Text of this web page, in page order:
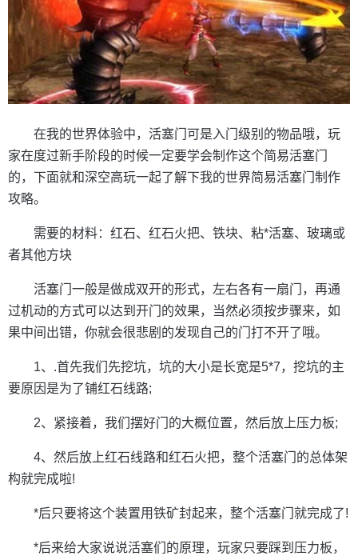
在我的世界体验中，活塞门可是入门级别的物品哦，玩
家在度过新手阶段的时候一定要学会制作这个简易活塞门
的，下面就和深空高玩一起了解下我的世界简易活塞门制作
攻略。
需要的材料：红石、红石火把、铁块、粘*活塞、玻璃或
者其他方块
活塞门一般是做成双开的形式，左右各有一扇门，再通
过机动的方式可以达到开门的效果，当然必须按步骤来，如
果中间出错，你就会很悲剧的发现自己的门打不开了哦。
1、.首先我们先挖坑，坑的大小是长宽是5*7，挖坑的主
要原因是为了铺红石线路;
2、紧接着，我们摆好门的大概位置，然后放上压力板;
4、然后放上红石线路和红石火把，整个活塞门的总体架
构就完成啦!
*后只要将这个装置用铁矿封起来，整个活塞门就完成了!
*后来给大家说说活塞们的原理，玩家只要踩到压力板，